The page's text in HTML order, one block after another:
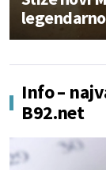
Info –
B92.net